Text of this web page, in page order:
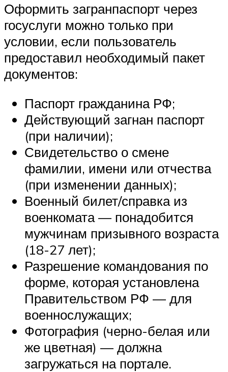
Оформить загранпаспорт через
госуслуги можно только при
условии, если пользователь
предоставил необходимый пакет
документов:
Паспорт гражданина РФ;
Действующий загнан паспорт
(при наличии);
Свидетельство о смене
фамилии, имени или отчества
(при изменении данных);
Военный билет/справка из
военкомата — понадобится
мужчинам призывного возраста
(18-27 лет);
Разрешение командования по
форме, которая установлена
Правительством РФ — для
военнослужащих;
Фотография (черно-белая или
же цветная) — должна
загружаться на портале.